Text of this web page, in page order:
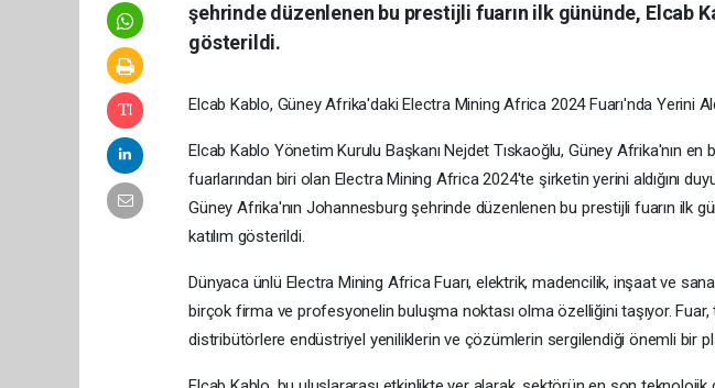
şehrinde düzenlenen bu prestijli fuarın ilk gününde, Elcab
gösterildi.
Elcab Kablo, Güney Afrika'daki Electra Mining Africa 2024 Fuarı'nda Yerini
Elcab Kablo Yönetim Kurulu Başkanı Nejdet Tıskaoğlu, Güney Afrika'nın
fuarlarından biri olan Electra Mining Africa 2024'te şirketin yerini aldığını
Güney Afrika'nın Johannesburg şehrinde düzenlenen bu prestijli fuarın ilk
katılım gösterildi.
Dünyaca ünlü Electra Mining Africa Fuarı, elektrik, madencilik, inşaat ve
birçok firma ve profesyonelin buluşma noktası olma özelliğini taşıyor.
distribütörlere endüstriyel yeniliklerin ve çözümlerin sergilendiği önemli bir